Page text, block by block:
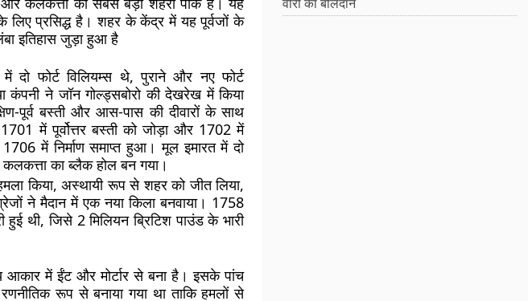
प्रसिद्ध है। शहर के केंद्र में यह पूर्वजों के
इतिहास जुड़ा हुआ है
दो फोर्ट विलियम्स थे, पुराने और नए फोर्ट
कंपनी ने जॉन गोल्ड्सबोरो की देखरेख में किया
पूर्व बस्ती और आस-पास की दीवारों के साथ
में पूर्वोत्तर बस्ती को जोड़ा और 1702 में
में निर्माण समाप्त हुआ। मूल इमारत में दो
का ब्लैक होल बन गया।
किया, अस्थायी रूप से शहर को जीत लिया,
ने मैदान में एक नया किला बनवाया। 1758
थी, जिसे 2 मिलियन ब्रिटिश पाउंड के भारी
आकार में ईंट और मोर्टार से बना है। इसके पांच
रूप से बनाया गया था ताकि हमलों से